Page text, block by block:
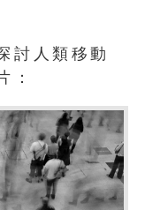
討人類移動
：